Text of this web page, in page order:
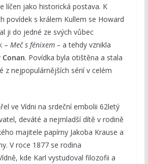
líčen jako historická postava. K
povídek s králem Kullem se Howard
ji do jedné ze svých vůbec
– Meč s fénixem – a tehdy vznikla
Conan. Povídka byla otištěna a stala
z nejpopulárnějších sérií v celém
ve Vídni na srdeční embolii 62letý
deváté a nejmladší dítě v rodině
majitele papírny Jakoba Krause a
V roce 1877 se rodina
kde Karl vystudoval filozofii a